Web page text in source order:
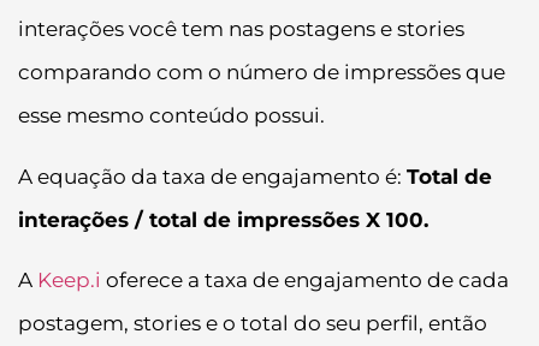
interações você tem nas postagens e stories
comparando com o número de impressões que
esse mesmo conteúdo possui.
A equação da taxa de engajamento é: Total de
interações / total de impressões X 100.
A Keep.i oferece a taxa de engajamento de cada
postagem, stories e o total do seu perfil, então